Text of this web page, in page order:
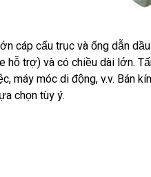
cáp cẩu trục và ống dẫn
trợ) và có chiều dài lớn.
máy móc di động, v.v. Bán
chọn tùy ý.